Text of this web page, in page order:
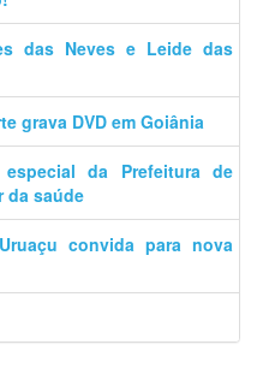
das Neves e Leide das
grava DVD em Goiânia
da Prefeitura de
da saúde
convida para nova